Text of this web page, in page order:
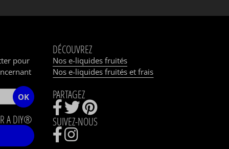
pour
OK
A DIY®
DÉCOUVREZ
Nos e-liquides fruités
Nos e-liquides fruités et frais
PARTAGEZ
SUIVEZ-NOUS